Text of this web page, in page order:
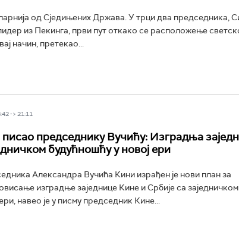
од Сједињених Држава. У трци два председника,
из Пекинга, први пут откако се расположење
начин, претекао...
-> 21:11
председнику Вучићу: Изградња
будућношћу у новој ери
Александра Вучића Кини израђен је нови план за
изградње заједнице Кине и Србије са заједничком
навео је у писму председник Кине...